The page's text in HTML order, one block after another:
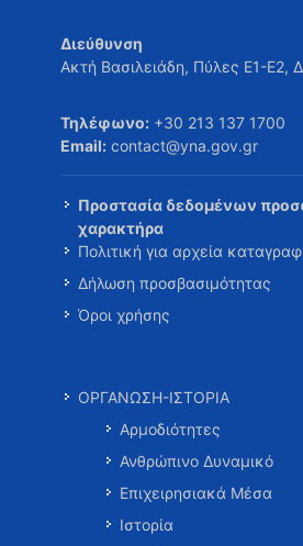
Διεύθυνση
Ακτή Βασιλειάδη, Πύλες Ε1-Ε2,
Τηλέφωνο: +30 213 137 1700
Email: contact@yna.gov.gr
Προστασία δεδομένων
χαρακτήρα
Πολιτική για αρχεία
Δήλωση προσβασιμότητας
Όροι χρήσης
ΟΡΓΑΝΩΣΗ-ΙΣΤΟΡΙΑ
Αρμοδιότητες
Ανθρώπινο Δυναμικό
Επιχειρησιακά Μέσα
Ιστορία